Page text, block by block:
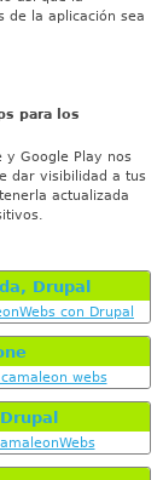
de la aplicación sea
para los
y Google Play nos
dar visibilidad a tus
actualizada
Drupal